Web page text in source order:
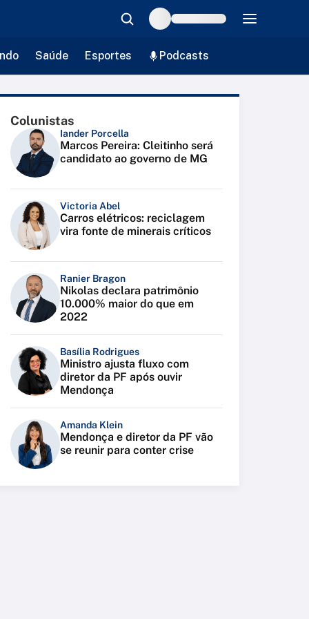
Saúde Esportes Podcasts
Colunistas
Iander Porcella
Marcos Pereira: Cleitinho será
candidato ao governo de MG
Victoria Abel
Carros elétricos: reciclagem
vira fonte de minerais críticos
Ranier Bragon
Nikolas declara patrimônio
10.000% maior do que em
2022
Basília Rodrigues
Ministro ajusta fluxo com
diretor da PF após ouvir
Mendonça
Amanda Klein
Mendonça e diretor da PF vão
se reunir para conter crise